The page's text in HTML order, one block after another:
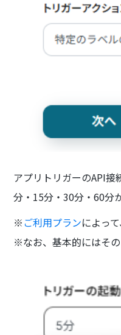
アプリトリガーのAPI
分・15分・30分・60分
※ご利用プランによっ
※なお、基本的にはそ